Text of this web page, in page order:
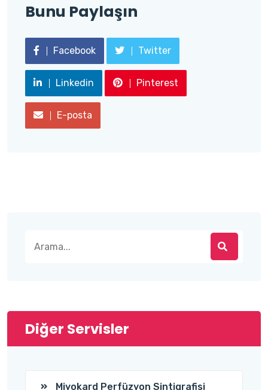
Bunu Paylaşın
Facebook Twitter
Linkedin Pinterest
E-posta
Diğer Servisler
Miyokard Perfüzyon Sintigrafisi